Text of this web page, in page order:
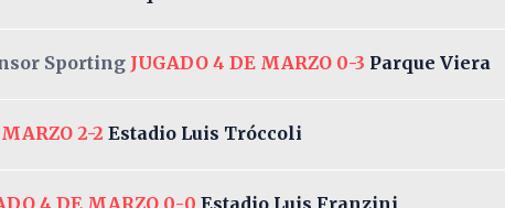
Sporting JUGADO 4 DE MARZO 0-3 Parque Viera
2-2 Estadio Luis Tróccoli
4 DE MARZO 0-0 Estadio Luis Franzini